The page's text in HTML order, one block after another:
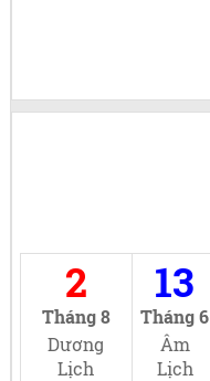
2
Tháng 8
Dương
Lịch
13
Tháng 6
Âm
Lịch